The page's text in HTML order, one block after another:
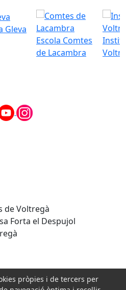
Gleva
Escola Comtes
de Lacambra
de Voltregà
Forta el Despujol
pròpies i de tercers per